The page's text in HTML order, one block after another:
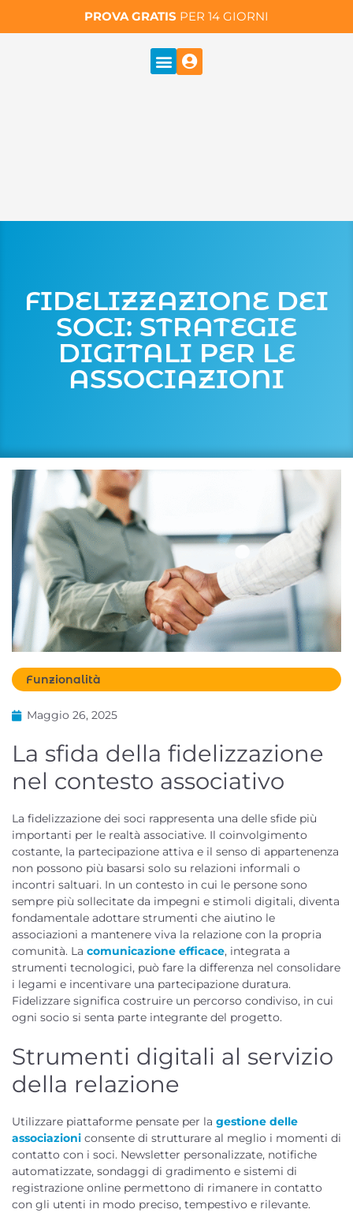
PROVA GRATIS PER 14 GIORNI
FIDELIZZAZIONE DEI
SOCI: STRATEGIE
DIGITALI PER LE
ASSOCIAZIONI
Funzionalità
Maggio 26, 2025
La sfida della fidelizzazione
nel contesto associativo
La fidelizzazione dei soci rappresenta una delle sfide più
importanti per le realtà associative. Il coinvolgimento
costante, la partecipazione attiva e il senso di appartenenza
non possono più basarsi solo su relazioni informali o
incontri saltuari. In un contesto in cui le persone sono
sempre più sollecitate da impegni e stimoli digitali, diventa
fondamentale adottare strumenti che aiutino le
associazioni a mantenere viva la relazione con la propria
comunità. La comunicazione efficace, integrata a
strumenti tecnologici, può fare la differenza nel consolidare
i legami e incentivare una partecipazione duratura.
Fidelizzare significa costruire un percorso condiviso, in cui
ogni socio si senta parte integrante del progetto.
Strumenti digitali al servizio
della relazione
Utilizzare piattaforme pensate per la gestione delle
associazioni consente di strutturare al meglio i momenti di
contatto con i soci. Newsletter personalizzate, notifiche
automatizzate, sondaggi di gradimento e sistemi di
registrazione online permettono di rimanere in contatto
con gli utenti in modo preciso, tempestivo e rilevante.